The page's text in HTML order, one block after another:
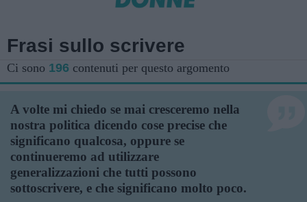
Frasi sullo scrivere
Ci sono 196 contenuti per questo argomento
A volte mi chiedo se mai cresceremo nella
nostra politica dicendo cose precise che
significano qualcosa, oppure se
continueremo ad utilizzare
generalizzazioni che tutti possono
sottoscrivere, e che significano molto poco.